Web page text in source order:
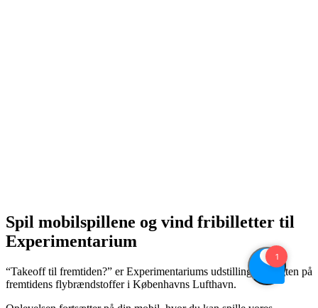
Spil mobilspillene og vind fribilletter til
Experimentarium
“Takeoff til fremtiden?” er Experimentariums udstilling om jagten på
fremtidens flybrændstoffer i Københavns Lufthavn.